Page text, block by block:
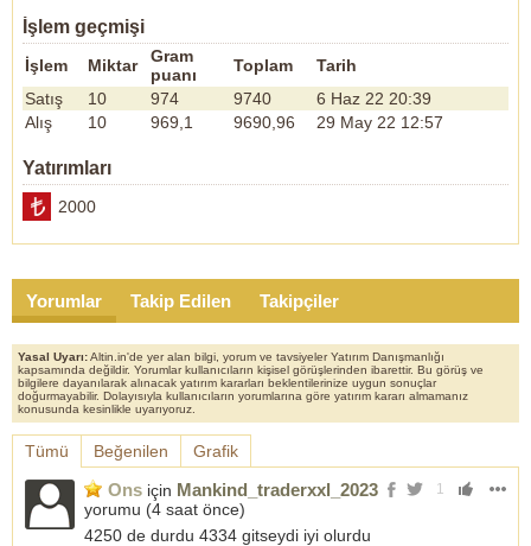
İşlem geçmişi
İşlem Miktar
Gram
puanı
Toplam
Tarih
Satış
10 974 9740
6 Haz 22 20:39
Alış
10 969,1 9690,96 29 May 22 12:57
Yatırımları
2000
Yorumlar Takip Edilen Takipçiler
Yasal Uyarı:Altin.in'de yer alan bilgi, yorum ve tavsiyeler Yatırım Danışmanlığı
kapsamında değildir. Yorumlar kullanıcıların kişisel görüşlerinden ibarettir. Bu görüş ve
bilgilere dayanılarak alınacak yatırım kararları beklentilerinize uygun sonuçlar
doğurmayabilir. Dolayısıyla kullanıcıların yorumlarına göre yatırım kararı almamanız
konusunda kesinlikle uyarıyoruz.
Tümü Beğenilen Grafik
1
Ons için Mankind_traderxxl_2023
yorumu (4 saat önce)
4250 de durdu 4334 gitseydi iyi olurdu